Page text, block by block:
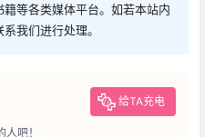
等各类媒体平台。如若本站内
我们进行处理。
给TA充电
吧！